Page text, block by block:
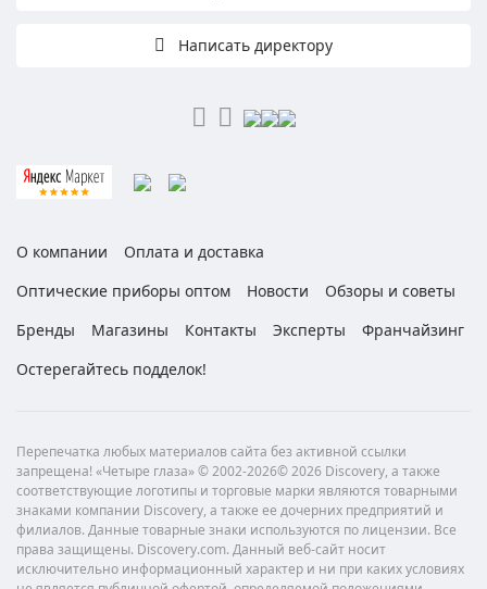
Написать директору
О компании
Оплата и доставка
Оптические приборы оптом
Новости
Обзоры и советы
Бренды
Магазины Контакты Эксперты
Франчайзинг
Остерегайтесь подделок!
Перепечатка любых материалов сайта без активной ссылки
запрещена! «Четыре глаза» © 2002-2026© 2026 Discovery, а также
соответствующие логотипы и торговые марки являются товарными
знаками компании Discovery, а также ее дочерних предприятий и
филиалов. Данные товарные знаки используются по лицензии. Все
права защищены. Discovery.com. Данный веб-сайт носит
исключительно информационный характер и ни при каких условиях